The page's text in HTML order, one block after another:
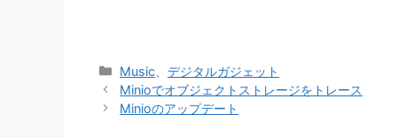
カ
テ
ゴ
Music 、デジタルガジェット
Minioでオブジェクトストレージをトレース
Minioのアップデート